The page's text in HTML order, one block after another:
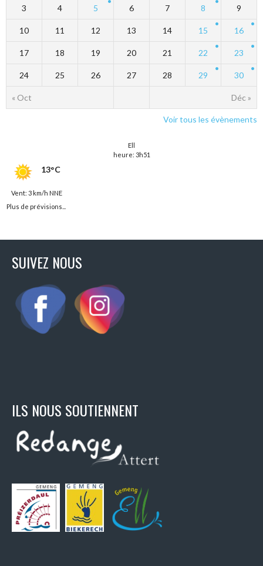
« Oct Déc »
3 4 5 6 7 8 9
10 11 12 13 14 15 16
17 18 19 20 21 22 23
24 25 26 27 28 29 30
Voir tous les évènements
Ell
heure: 3h51
13°C
Vent: 3 km/h NNE
Plus de prévisions...
SUIVEZ NOUS
ILS NOUS SOUTIENNENT